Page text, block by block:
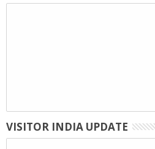
VISITOR INDIA UPDATE